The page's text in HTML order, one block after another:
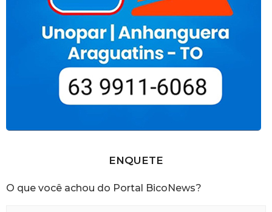
ENQUETE
O que você achou do Portal BicoNews?